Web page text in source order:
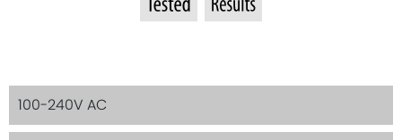
100-240V AC